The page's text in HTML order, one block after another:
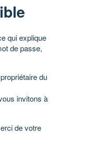
qui explique
de passe,
du
invitons à
de votre